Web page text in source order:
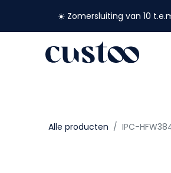
☀️ Zomersluiting van 10
Alle producten IPC-